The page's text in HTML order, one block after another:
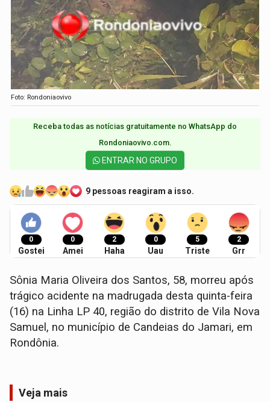
Foto: Rondoniaovivo
Receba todas as notícias gratuitamente no WhatsApp do
Rondoniaovivo.com.​
ENTRAR NO GRUPO
9 pessoas reagiram a isso.
0
Gostei
0
Amei
2
Haha
0
Uau
5
Triste
2
Grr
Sônia Maria Oliveira dos Santos, 58, morreu após
trágico acidente na madrugada desta quinta-feira
(16) na Linha LP 40, região do distrito de Vila Nova
Samuel, no município de Candeias do Jamari, em
Rondônia.
Veja mais